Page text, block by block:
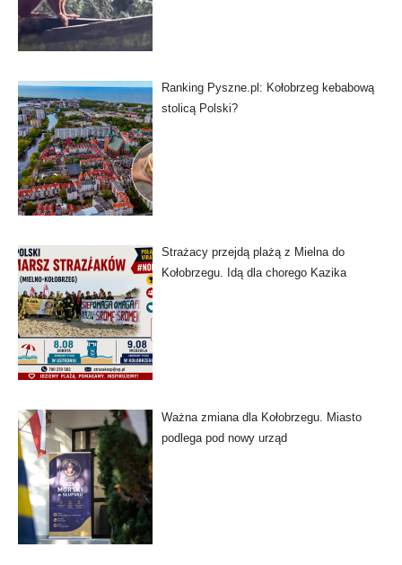
Ranking Pyszne.pl: Kołobrzeg kebabową
stolicą Polski?
Strażacy przejdą plażą z Mielna do
Kołobrzegu. Idą dla chorego Kazika
Ważna zmiana dla Kołobrzegu. Miasto
podlega pod nowy urząd